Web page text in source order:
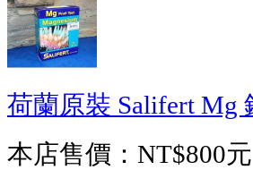
荷蘭原裝 Salifert Mg
本店售價： NT$800元